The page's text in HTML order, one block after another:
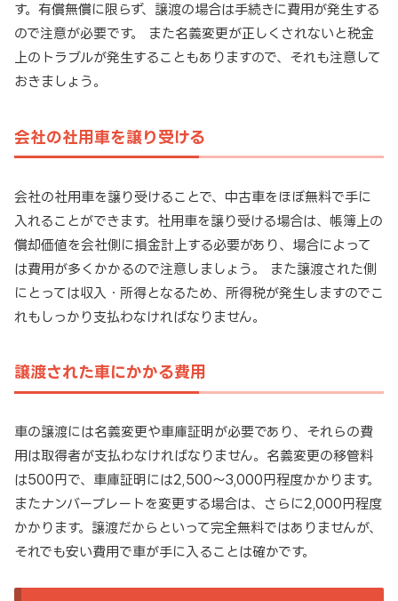
す。有償無償に限らず、譲渡の場合は手続きに費用が発生する
ので注意が必要です。 また名義変更が正しくされないと税金
上のトラブルが発生することもありますので、それも注意して
おきましょう。
会社の社用車を譲り受ける
会社の社用車を譲り受けることで、中古車をほぼ無料で手に
入れることができます。社用車を譲り受ける場合は、帳簿上の
償却価値を会社側に損金計上する必要があり、場合によって
は費用が多くかかるので注意しましょう。 また譲渡された側
にとっては収入・所得となるため、所得税が発生しますのでこ
れもしっかり支払わなければなりません。
譲渡された車にかかる費用
車の譲渡には名義変更や車庫証明が必要であり、それらの費
用は取得者が支払わなければなりません。名義変更の移管料
は500円で、車庫証明には2,500～3,000円程度かかります。
またナンバープレートを変更する場合は、さらに2,000円程度
かかります。譲渡だからといって完全無料ではありませんが、
それでも安い費用で車が手に入ることは確かです。